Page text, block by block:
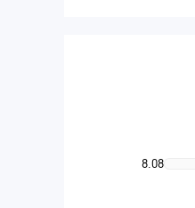
8.08